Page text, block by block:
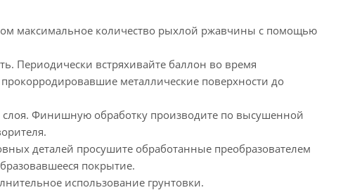
максимальное количество рыхлой ржавчины с помощью
Периодически встряхивайте баллон во время
металлические поверхности до
слоя. Финишную обработку производите по высушенной
деталей просушите обработанные преобразователем
покрытие.
использование грунтовки.